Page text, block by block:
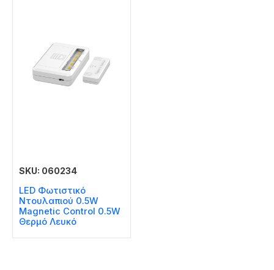
SKU: 060234
LED Φωτιστικό
Ντουλαπιού 0.5W
Magnetic Control 0.5W
Θερμό Λευκό